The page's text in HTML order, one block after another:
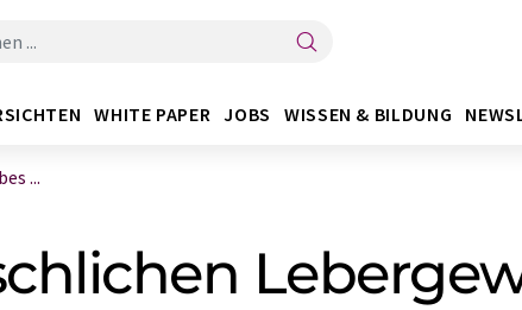
WHITE PAPER JOBS WISSEN & BILDUNG
...